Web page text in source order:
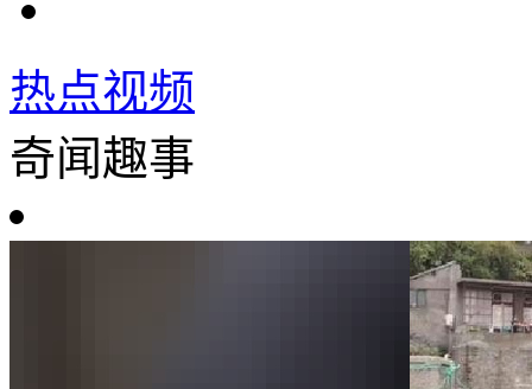
热点视频
奇闻趣事